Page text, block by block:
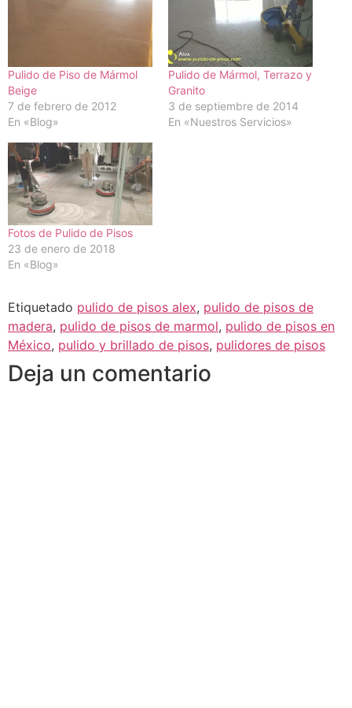
Pulido de Piso de Mármol
Beige
7 de febrero de 2012
En «Blog»
Pulido de Mármol, Terrazo y
Granito
3 de septiembre de 2014
En «Nuestros Servicios»
Fotos de Pulido de Pisos
23 de enero de 2018
En «Blog»
Etiquetado pulido de pisos alex, pulido de pisos de
madera, pulido de pisos de marmol, pulido de pisos en
México, pulido y brillado de pisos, pulidores de pisos
Deja un comentario